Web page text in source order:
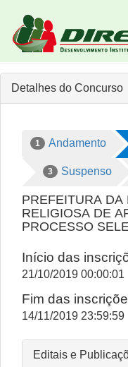
Detalhes do Concurso
1 Andamento
3 Suspenso
PREFEITURA DA
RELIGIOSA DE
PROCESSO
Início das
21/10/2019 00:00:01
Fim das
14/11/2019 23:59:59
Editais e